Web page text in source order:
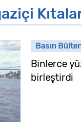
Basın
Binlerce
birleştirdi